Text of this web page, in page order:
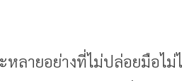
หลายอย่างที่ไม่ปล่อยมือไ